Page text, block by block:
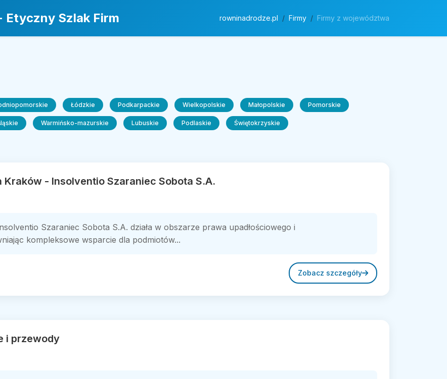
Etyczny Szlak Firm rowninadrodze.pl Firmy Firmy z województwa
Łódzkie Podkarpackie Wielkopolskie Małopolskie Pomorskie
Warmińsko-mazurskie Lubuskie Podlaskie Świętokrzyskie
- Insolventio Szaraniec Sobota S.A.
Szaraniec Sobota S.A. działa w obszarze prawa upadłościowego i
kompleksowe wsparcie dla podmiotów...
Zobacz szczegóły
i przewody